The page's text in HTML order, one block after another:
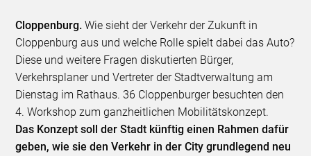
Cloppenburg. Wie sieht der Verkehr der Zukunft in
Cloppenburg aus und welche Rolle spielt dabei das Auto?
Diese und weitere Fragen diskutierten Bürger,
Verkehrsplaner und Vertreter der Stadtverwaltung am
Dienstag im Rathaus. 36 Cloppenburger besuchten den
4. Workshop zum ganzheitlichen Mobilitätskonzept.
Das Konzept soll der Stadt künftig einen Rahmen dafür
geben, wie sie den Verkehr in der City grundlegend neu